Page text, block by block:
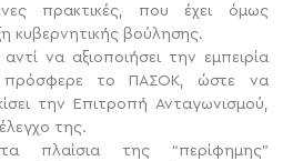
πρακτικές, που έχει όμως
κυβερνητικής βούλησης.
να αξιοποιήσει την εμπειρία
πρόσφερε το ΠΑΣΟΚ, ώστε να
την Επιτροπή Ανταγωνισμού,
της.
πλαίσια της “περίφημης”